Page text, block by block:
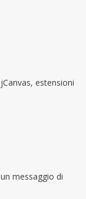
estensioni
messaggio di